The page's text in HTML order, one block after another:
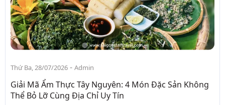
Thứ Ba, 28/07/2026 - Admin
Giải Mã Ẩm Thực Tây Nguyên: 4 Món Đặc Sản Không
Thể Bỏ Lỡ Cùng Địa Chỉ Uy Tín